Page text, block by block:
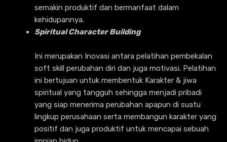
semakin produktif dan bermanfaat dalam
kehidupannya.
Spiritual Character Building
Ini merupakan Inovasi antara pelatihan pembekalan
soft skill perubahan diri dan juga motivasi. Pelatihan
ini bertujuan untuk membentuk Karakter & jiwa
spiritual yang tangguh sehingga menjadi pribadi
yang siap menerima perubahan apapun di suatu
lingkup perusahaan serta membangun karakter yang
positif dan juga produktif untuk mencapai sebuah